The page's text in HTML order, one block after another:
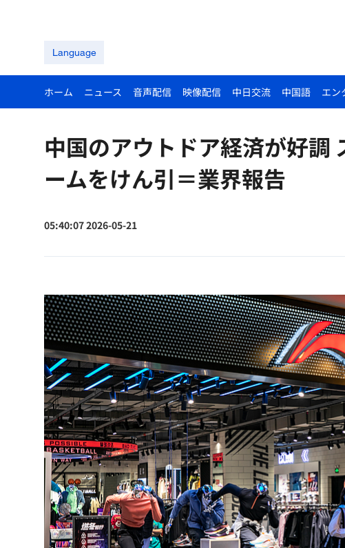
Language
ホーム ニュース 音声配信 映像配信 中日交流 中国語 エン
中国のアウトドア経済が好調
ームをけん引＝業界報告
05:40:07 2026-05-21